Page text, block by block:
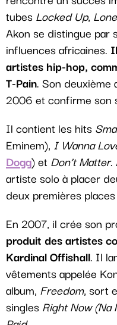
tubes Locked Up,
Akon se distingue par
influences africaines.
artistes hip-hop,
T-Pain. Son deuxième
2006 et confirme son
Il contient les hits
Eminem), I Wanna
Dogg) et Don’t Matter.
artiste solo à placer
deux premières
En 2007, il crée son
produit des artistes
Kardinal Offishall. Il
vêtements appelée
album, Freedom, sort
singles Right Now (Na